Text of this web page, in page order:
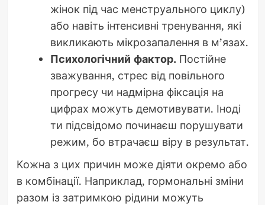
жінок під час менструального циклу)
або навіть інтенсивні тренування, які
викликають мікрозапалення в м’язах.
Психологічний фактор. Постійне
зважування, стрес від повільного
прогресу чи надмірна фіксація на
цифрах можуть демотивувати. Іноді
ти підсвідомо починаєш порушувати
режим, бо втрачаєш віру в результат.
Кожна з цих причин може діяти окремо або
в комбінації. Наприклад, гормональні зміни
разом із затримкою рідини можуть